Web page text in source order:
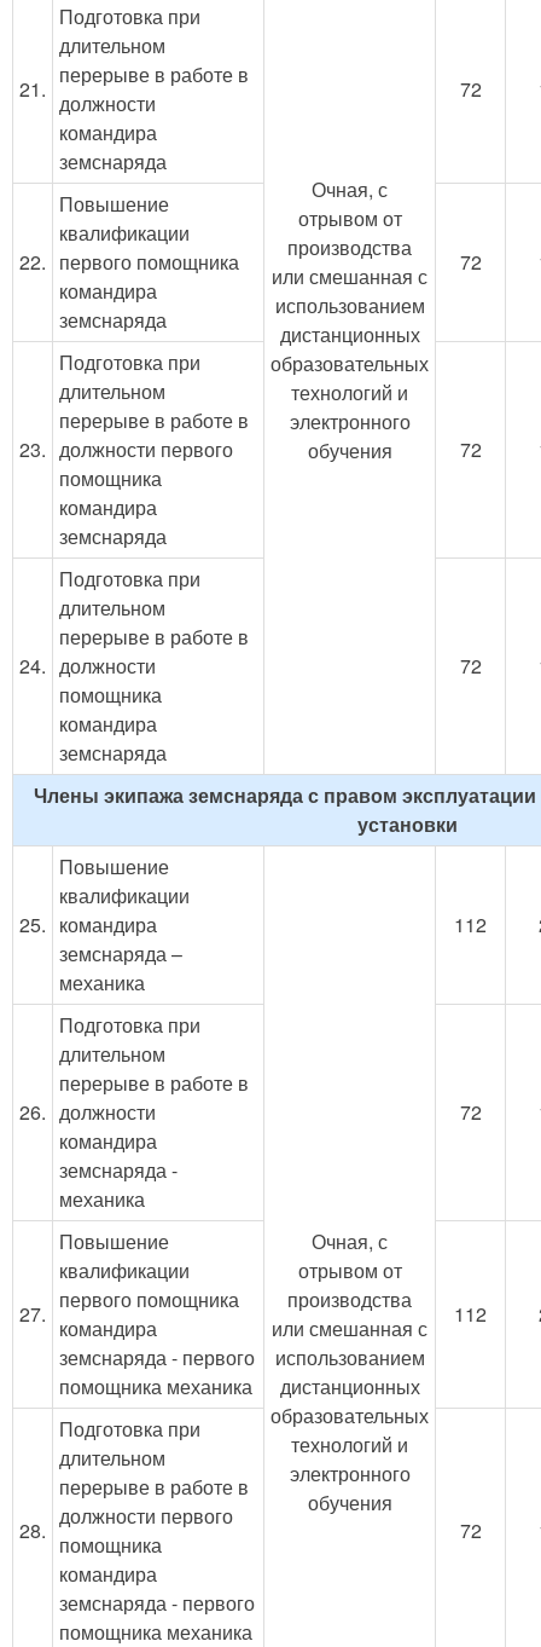
Очная, с
отрывом от
производства
или смешанная с
использованием
дистанционных
образовательных
технологий и
электронного
обучения
21.
Подготовка при
длительном
перерыве в работе в
должности
командира
земснаряда
72
22.
Повышение
квалификации
первого помощника
командира
земснаряда
72
23.
Подготовка при
длительном
перерыве в работе в
должности первого
помощника
командира
земснаряда
72
24.
Подготовка при
длительном
перерыве в работе в
должности
помощника
командира
земснаряда
72
Члены экипажа земснаряда с правом эксплуатации
установки
25.
Повышение
квалификации
командира
земснаряда –
механика
Очная, с
отрывом от
производства
или смешанная с
использованием
дистанционных
образовательных
технологий и
электронного
обучения
112
26.
Подготовка при
длительном
перерыве в работе в
должности
командира
земснаряда -
механика
72
27.
Повышение
квалификации
первого помощника
командира
земснаряда - первого
помощника механика
112
28.
Подготовка при
длительном
перерыве в работе в
должности первого
помощника
командира
земснаряда - первого
помощника механика
72